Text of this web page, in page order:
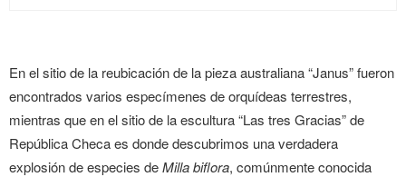
En el sitio de la reubicación de la pieza australiana “Janus” fueron
encontrados varios especímenes de orquídeas terrestres,
mientras que en el sitio de la escultura “Las tres Gracias” de
República Checa es donde descubrimos una verdadera
explosión de especies deMilla biflora, comúnmente conocida